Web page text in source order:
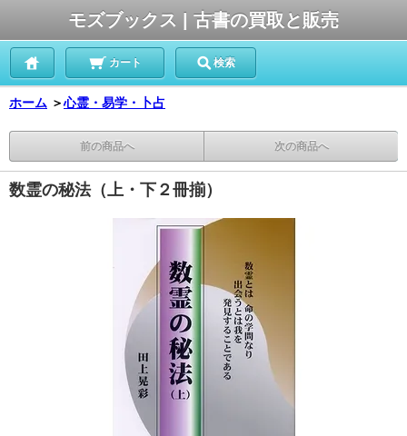
モズブックス | 古書の買取と販売
カート 検索
ホーム ＞心霊・易学・卜占
前の商品へ 次の商品へ
数霊の秘法（上・下２冊揃）